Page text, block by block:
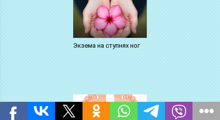
Экзема на ступнях ног